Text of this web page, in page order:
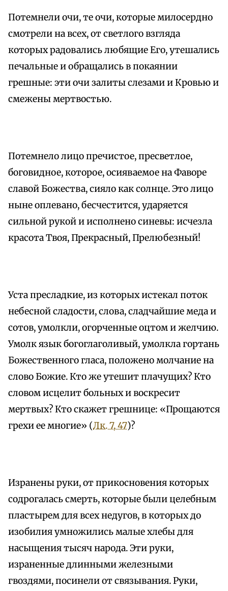
Потемнели очи, те очи, которые милосердно
смотрели на всех, от светлого взгляда
которых радовались любящие Его, утешались
печальные и обращались в покаянии
грешные: эти очи залиты слезами и Кровью и
смежены мертвостью.
Потемнело лицо пречистое, пресветлое,
боговидное, которое, осияваемое на Фаворе
славой Божества, сияло как солнце. Это лицо
ныне оплевано, бесчестится, ударяется
сильной рукой и исполнено синевы: исчезла
красота Твоя, Прекрасный, Прелюбезный!
Уста пресладкие, из которых истекал поток
небесной сладости, слова, сладчайшие меда и
сотов, умолкли, огорченные оцтом и желчию.
Умолк язык богоглаголивый, умолкла гортань
Божественного гласа, положено молчание на
слово Божие. Кто же утешит плачущих? Кто
словом исцелит больных и воскресит
мертвых? Кто скажет грешнице: «Прощаются
грехи ее многие» (Лк. 7, 47)?
Изранены руки, от прикосновения которых
содрогалась смерть, которые были целебным
пластырем для всех недугов, в которых до
изобилия умножились малые хлебы для
насыщения тысяч народа. Эти руки,
израненные длинными железными
гвоздями, посинели от связывания. Руки,